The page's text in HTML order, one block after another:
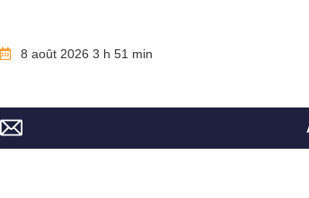
8 août 2026 3 h 51 min